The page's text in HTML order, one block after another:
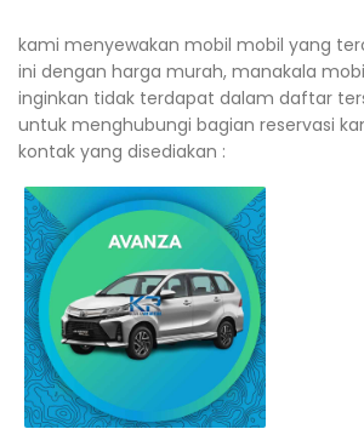
kami menyewakan mobil mobil yang
ini dengan harga murah, manakala
inginkan tidak terdapat dalam daftar
untuk menghubungi bagian reservasi
kontak yang disediakan :